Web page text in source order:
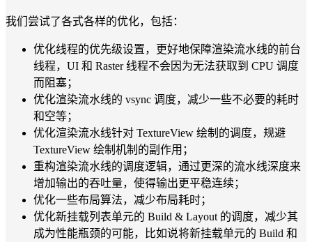
我们尝试了各式各样的优化，包括：
优化线程的优先级设置，更好地保障渲染流水线的前台
线程，UI 和 Raster 线程不会因为无法获取到 CPU 调度
而阻塞；
优化渲染流水线的 vsync 调度，减少一些不必要的耗时
和空等；
优化渲染流水线针对 TextureView 绘制的调度，规避
TextureView 绘制机制的副作用；
重构渲染流水线的调度逻辑，通过更深的流水线深度来
增加输出的吞吐量，使得输出更平稳连续；
优化一些布局算法，减少布局耗时；
优化新挂载列表单元的 Build & Layout 的调度，减少其
成为性能瓶颈的可能，比如说将新挂载单元的 Build 和